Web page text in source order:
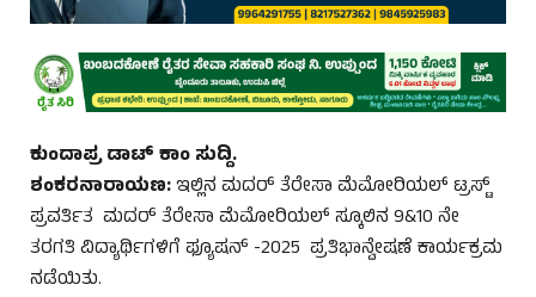
ಕುಂದಾಪ್ರ ಡಾಟ್‌ ಕಾಂ ಸುದ್ದಿ.
ಶಂಕರನಾರಾಯಣ:ಇಲ್ಲಿನ ಮದರ್ ತೆರೇಸಾ ಮೆಮೋರಿಯಲ್ ಟ್ರಸ್ಟ್
ಪ್ರವರ್ತಿತ ಮದರ್ ತೆರೇಸಾ ಮೆಮೋರಿಯಲ್ ಸ್ಕೂಲಿನ 9&10 ನೇ
ತರಗತಿ ವಿದ್ಯಾರ್ಥಿಗಳಿಗೆ ಫ್ಯೂಷನ್ -2025 ಪ್ರತಿಭಾನ್ವೇಷಣೆ ಕಾರ್ಯಕ್ರಮ
ನಡೆಯಿತು.